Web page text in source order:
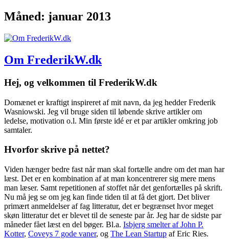
Måned: januar 2013
Om FrederikW.dk
Hej, og velkommen til FrederikW.dk
Domænet er kraftigt inspireret af mit navn, da jeg hedder Frederik
Wasniowski. Jeg vil bruge siden til løbende skrive artikler om
ledelse, motivation o.l. Min første idé er et par artikler omkring job
samtaler.
Hvorfor skrive på nettet?
Viden hænger bedre fast når man skal fortælle andre om det man har
læst. Det er en kombination af at man koncentrerer sig mere mens
man læser. Samt repetitionen af stoffet når det genfortælles på skrift.
Nu må jeg se om jeg kan finde tiden til at få det gjort. Det bliver
primært anmeldelser af fag litteratur, det er begrænset hvor meget
skøn litteratur det er blevet til de seneste par år. Jeg har de sidste par
måneder fået læst en del bøger. Bl.a. Isbjerg smelter af John P.
Kotter, Coveys 7 gode vaner, og The Lean Startup af Eric Ries.